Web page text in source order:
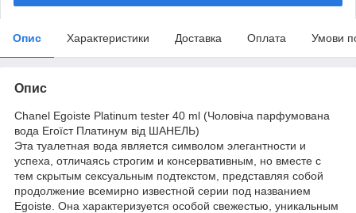
Опис Характеристики Доставка Оплата Умови
Опис
Chanel Egoiste Platinum tester 40 ml (Чоловіча парфумована
вода Егоїст Платинум від ШАНЕЛЬ)
Эта туалетная вода является символом элегантности и
успеха, отличаясь строгим и консервативным, но вместе с
тем скрытым сексуальным подтекстом, представляя собой
продолжение всемирно известной серии под названием
Egoiste. Она характеризуется особой свежестью, уникальным